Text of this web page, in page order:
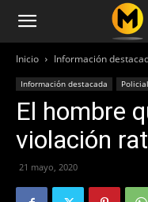
Inicio Información
Información destacada
El hombre
violación
21 mayo, 2020